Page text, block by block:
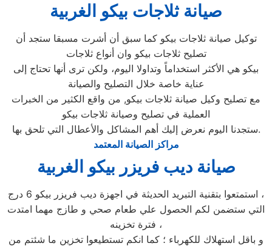
صيانة ثلاجات بيكو الغربية
توكيل صيانة ثلاجات بيكو كما سبق أن أشرت مسبقا ستجد أن
تصليح ثلاجات بيكو وان أنواع ثلاجات
بيكو هي الأكثر استخداماً وتداولا اليوم، ولكن ترى أنها تحتاج إلى
عناية خاصة خلال التصليح والصيانة
مع تصليح وكيل صيانة ثلاجات بيكو, من واقع الكثير من الخبرات
العملية في تصليح وصيانة ثلاجات بيكو
ستجدنا اليوم نعرض إليك أهم المشاكل والأعطال التي تلحق بها.
مراكز الصيانة المعتمد
صيانة ديب فريزر بيكو الغربية
استمتعوا بتقنية التبريد الحديثة في اجهزة ديب فريزر بيكو 6 درج ،
التي ستضمن لكم الحصول علي طعام صحي و طازج مهما امتدت
فترة تخزينه ،
و باقل استهلاك للكهرباء ؛ كما انكم تستطيعوا تخزين ما شئتم من